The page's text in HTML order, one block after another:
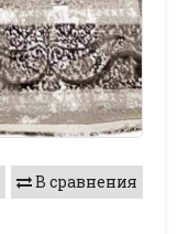
В сравнения